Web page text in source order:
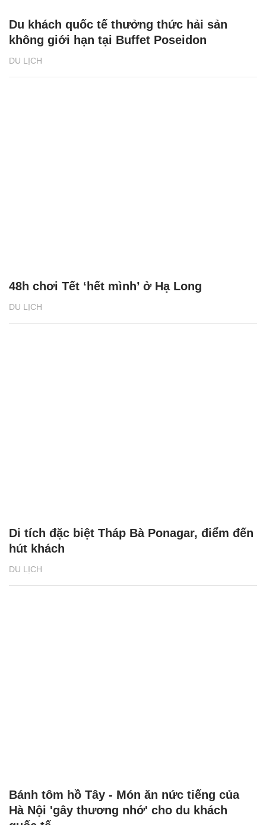
DU LỊCH
Du khách quốc tế thưởng thức hải sản
không giới hạn tại Buffet Poseidon
DU LỊCH
48h chơi Tết ‘hết mình’ ở Hạ Long
DU LỊCH
Di tích đặc biệt Tháp Bà Ponagar, điểm đến
hút khách
Bánh tôm hồ Tây - Món ăn nức tiếng của
Hà Nội 'gây thương nhớ' cho du khách